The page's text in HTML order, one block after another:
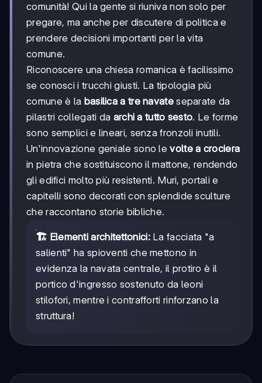
comunità! Qui la gente si riuniva non solo per
pregare, ma anche per discutere di politica e
prendere decisioni importanti per la vita
comune.
Riconoscere una chiesa romanica è facilissimo
se conosci i trucchi giusti. La tipologia più
comune è la basilica a tre navateseparate da
pilastri collegati da archi a tutto sesto. Le forme
sono semplici e lineari, senza fronzoli inutili.
Un'innovazione geniale sono levolte a crociera
in pietra che sostituiscono il mattone, rendendo
gli edifici molto più resistenti. Muri, portali e
capitelli sono decorati con splendide sculture
che raccontano storie bibliche.
🏗️ Elementi architettonici:La facciata "a
salienti" ha spioventi che mettono in
evidenza la navata centrale, il protiro è il
portico d'ingresso sostenuto da leoni
stilofori, mentre i contrafforti rinforzano la
struttura!